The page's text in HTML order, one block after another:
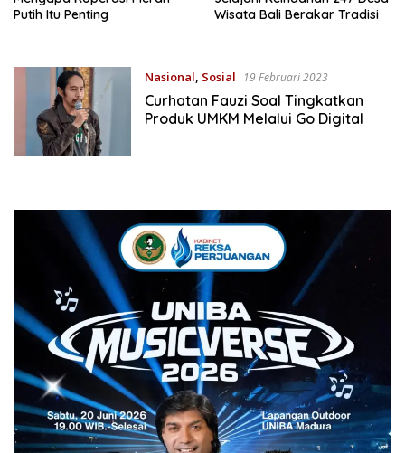
Putih Itu Penting
Wisata Bali Berakar Tradisi
Nasional, Sosial 19 Februari 2023
Curhatan Fauzi Soal Tingkatkan
Produk UMKM Melalui Go Digital